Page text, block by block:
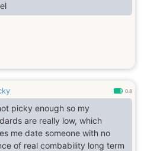
0.8
picky enough so my
are really low, which
me date someone with no
of real combability long term